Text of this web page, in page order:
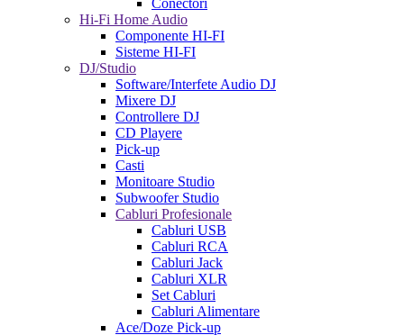
Conectori
Hi-Fi Home Audio
Componente HI-FI
Sisteme HI-FI
DJ/Studio
Software/Interfete Audio DJ
Mixere DJ
Controllere DJ
CD Playere
Pick-up
Casti
Monitoare Studio
Subwoofer Studio
Cabluri Profesionale
Cabluri USB
Cabluri RCA
Cabluri Jack
Cabluri XLR
Set Cabluri
Cabluri Alimentare
Ace/Doze Pick-up